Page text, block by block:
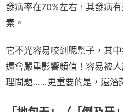
發病率在70%左右，其發病
素。
它不光容易咬到腮幫子，其
還會嚴重影響顏值！容易被
理問題……更重要的是，還潛